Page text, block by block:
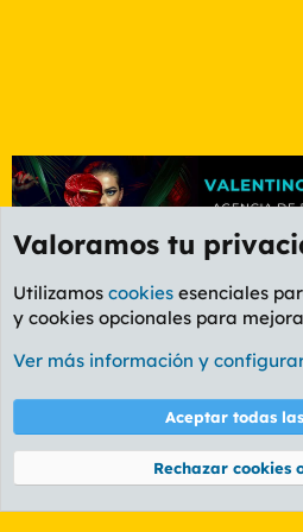
Foro Rapiñas
Cookies
PL OLDSTYLE
Términos y reglas
Community platform by XenForo® © 2010-
Valoramos tu
Utilizamos cookies esenciales
y cookies opcionales para
Ver más información y
Aceptar todas
Rechazar cookies